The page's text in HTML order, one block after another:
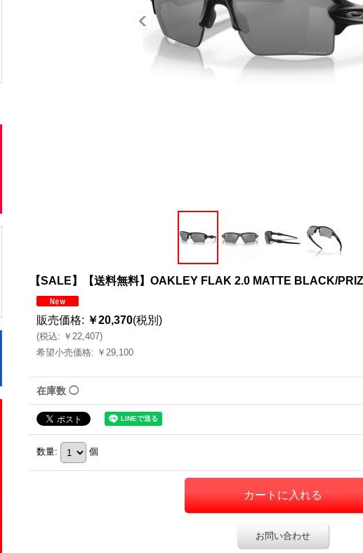
【SALE】【送料無料】OAKLEY FLAK 2.0 MATTE BLACK/
販売価格: ￥20,370(税別)
(税込: ￥22,407)
希望小売価格: ￥29,100
在庫数 ◯
数量: 個
お問い合わせ